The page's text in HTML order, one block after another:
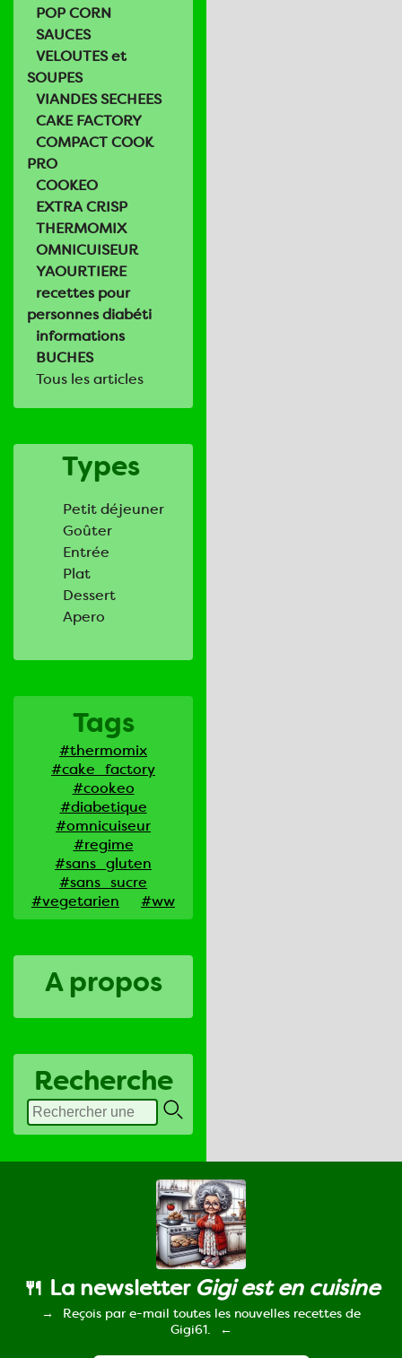
POP CORN
SAUCES
VELOUTES et
SOUPES
VIANDES SECHEES
CAKE FACTORY
COMPACT COOK
PRO
COOKEO
EXTRA CRISP
THERMOMIX
OMNICUISEUR
YAOURTIERE
recettes pour
personnes diabéti
informations
BUCHES
Tous les articles
Types
Petit déjeuner
Goûter
Entrée
Plat
Dessert
Apero
Tags
#thermomix
#cake_factory
#cookeo
#diabetique
#omnicuiseur
#regime
#sans_gluten
#sans_sucre
#vegetarien
#ww
A propos
Recherche
🍴 La newsletter Gigi est en cuisine
Reçois par e-mail toutes les nouvelles recettes de
Gigi61.